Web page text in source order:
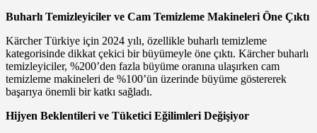
Buharlı Temizleyiciler ve Cam Temizleme Makineleri Öne Çıktı
Kärcher Türkiye için 2024 yılı, özellikle buharlı temizleme
kategorisinde dikkat çekici bir büyümeyle öne çıktı. Kärcher buharlı
temizleyiciler, %200’den fazla büyüme oranına ulaşırken cam
temizleme makineleri de %100’ün üzerinde büyüme göstererek
başarıya önemli bir katkı sağladı.
Hijyen Beklentileri ve Tüketici Eğilimleri Değişiyor